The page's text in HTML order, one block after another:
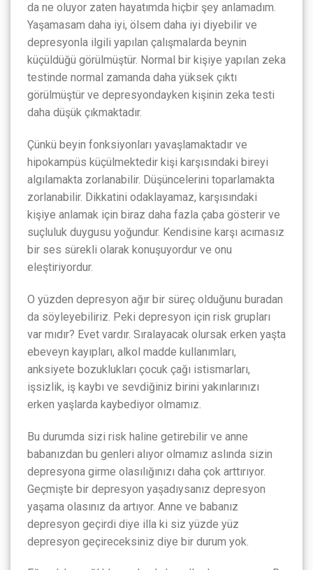
da ne oluyor zaten hayatımda hiçbir şey anlamadım.
Yaşamasam daha iyi, ölsem daha iyi diyebilir ve
depresyonla ilgili yapılan çalışmalarda beynin
küçüldüğü görülmüştür. Normal bir kişiye yapılan zeka
testinde normal zamanda daha yüksek çıktı
görülmüştür ve depresyondayken kişinin zeka testi
daha düşük çıkmaktadır.
Çünkü beyin fonksiyonları yavaşlamaktadır ve
hipokampüs küçülmektedir kişi karşısındaki bireyi
algılamakta zorlanabilir. Düşüncelerini toparlamakta
zorlanabilir. Dikkatini odaklayamaz, karşısındaki
kişiye anlamak için biraz daha fazla çaba gösterir ve
suçluluk duygusu yoğundur. Kendisine karşı acımasız
bir ses sürekli olarak konuşuyordur ve onu
eleştiriyordur.
O yüzden depresyon ağır bir süreç olduğunu buradan
da söyleyebiliriz. Peki depresyon için risk grupları
var mıdır? Evet vardır. Sıralayacak olursak erken yaşta
ebeveyn kayıpları, alkol madde kullanımları,
anksiyete bozuklukları çocuk çağı istismarları,
işsizlik, iş kaybı ve sevdiğiniz birini yakınlarınızı
erken yaşlarda kaybediyor olmamız.
Bu durumda sizi risk haline getirebilir ve anne
babanızdan bu genleri alıyor olmamız aslında sizin
depresyona girme olasılığınızı daha çok arttırıyor.
Geçmişte bir depresyon yaşadıysanız depresyon
yaşama olasınız da artıyor. Anne ve babanız
depresyon geçirdi diye illa ki siz yüzde yüz
depresyon geçireceksiniz diye bir durum yok.